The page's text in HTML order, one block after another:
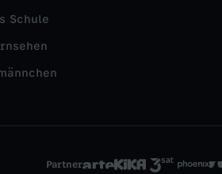
Schule
Partner